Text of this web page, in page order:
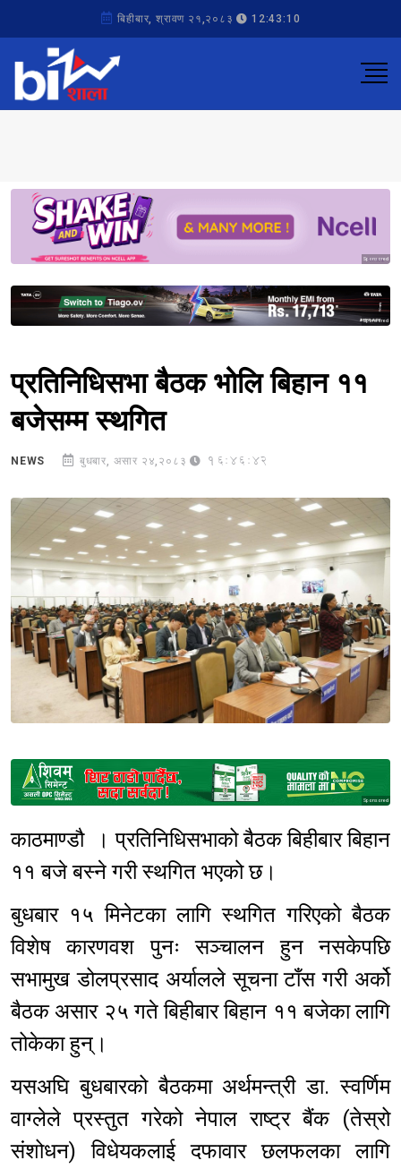
बिहीबार, श्रावण २१,२०८३ 12:43:10
Sponsored
Sponsored
प्रतिनिधिसभा बैठक भोलि बिहान ११
बजेसम्म स्थगित
NEWS बुधबार, असार २४,२०८३ 16:46:42
Sponsored
काठमाण्डौ । प्रतिनिधिसभाको बैठक बिहीबार बिहान
११ बजे बस्ने गरी स्थगित भएको छ।
बुधबार १५ मिनेटका लागि स्थगित गरिएको बैठक
विशेष कारणवश पुनः सञ्चालन हुन नसकेपछि
सभामुख डोलप्रसाद अर्यालले सूचना टाँस गरी अर्को
बैठक असार २५ गते बिहीबार बिहान ११ बजेका लागि
तोकेका हुन्।
यसअघि बुधबारको बैठकमा अर्थमन्त्री डा. स्वर्णिम
वाग्लेले प्रस्तुत गरेको नेपाल राष्ट्र बैंक (तेस्रो
संशोधन) विधेयकलाई दफावार छलफलका लागि